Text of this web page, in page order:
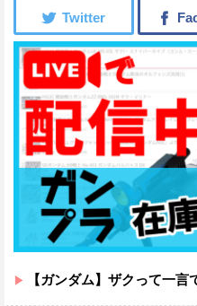
【ガンダム】ザクって一言でい